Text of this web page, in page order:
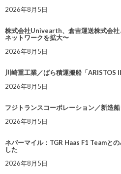
2026年8月5日
株式会社Univearth、倉吉運送株式会
ネットワークを拡大〜
2026年8月5日
川崎重工業／ばら積運搬船「ARISTOS
2026年8月5日
フジトランスコーポレーション／新造
2026年8月5日
ネバーマイル：TGR Haas F1 Teamと
した
2026年8月5日